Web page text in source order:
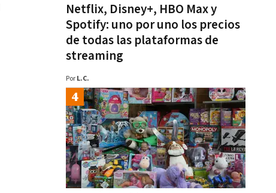
Netflix, Disney+, HBO Max y
Spotify: uno por uno los precios
de todas las plataformas de
streaming
Por L.C.